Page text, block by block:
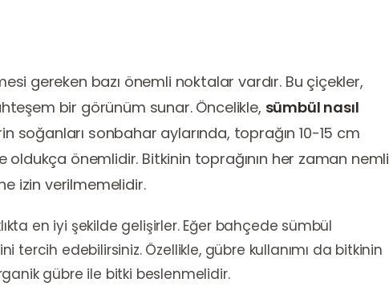
gereken bazı önemli noktalar vardır. Bu çiçekler,
bir görünüm sunar. Öncelikle, sümbül nasıl
soğanları sonbahar aylarında, toprağın 10-15 cm
önemlidir. Bitkinin toprağının her zaman nemli
izin verilmemelidir.
en iyi şekilde gelişirler. Eğer bahçede sümbül
tercih edebilirsiniz. Özellikle, gübre kullanımı da bitkinin
gübre ile bitki beslenmelidir.